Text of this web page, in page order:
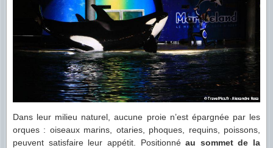
Dans leur milieu naturel, aucune proie n’est épargnée par les
orques : oiseaux marins, otaries, phoques, requins, poissons,
peuvent satisfaire leur appétit. Positionnéau sommet de la